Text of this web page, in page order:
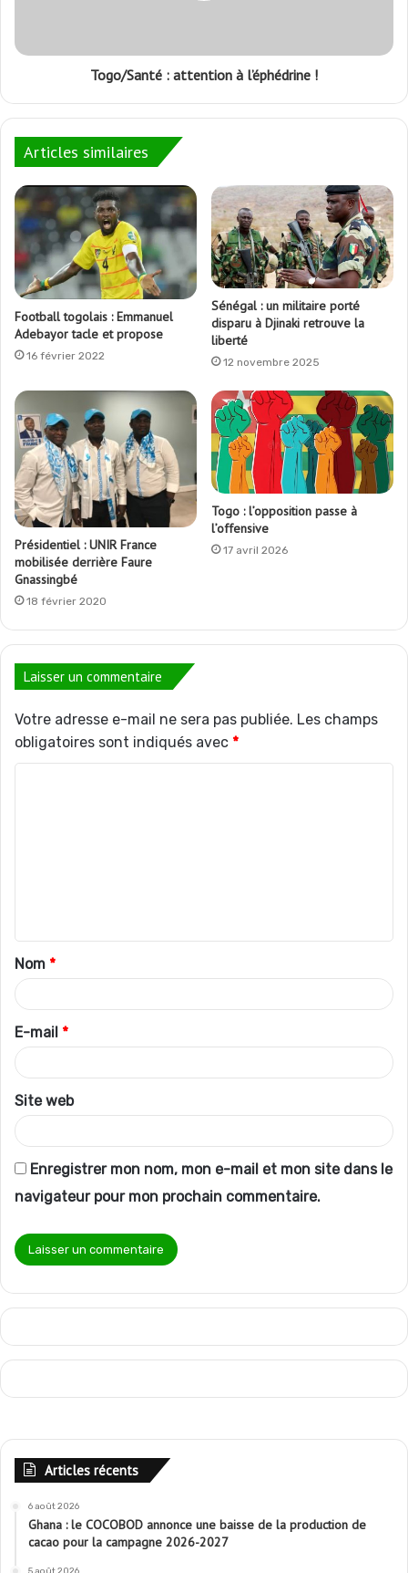
Togo/Santé : attention à l’éphédrine !
Articles similaires
Football togolais : Emmanuel
Adebayor tacle et propose
16 février 2022
Sénégal : un militaire porté
disparu à Djinaki retrouve la
liberté
12 novembre 2025
Présidentiel : UNIR France
mobilisée derrière Faure
Gnassingbé
18 février 2020
Togo : l’opposition passe à
l’offensive
17 avril 2026
Laisser un commentaire
Votre adresse e-mail ne sera pas publiée. Les champs
obligatoires sont indiqués avec *
t
a
i
r
e
*
Nom *
E-mail *
Site web
Enregistrer mon nom, mon e-mail et mon site dans le
navigateur pour mon prochain commentaire.
Articles récents
6 août 2026
Ghana : le COCOBOD annonce une baisse de la production de
cacao pour la campagne 2026-2027